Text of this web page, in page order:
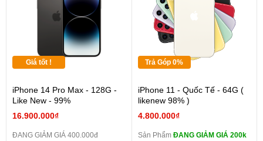
Giá tốt !
iPhone 14 Pro Max - 128G -
Like New - 99%
16.900.000₫
ĐANG GIẢM GIÁ 400.000đ
Trả Góp 0%
iPhone 11 - Quốc Tế - 64G (
likenew 98% )
4.800.000₫
Sản Phẩm ĐANG GIẢM GIÁ 200k